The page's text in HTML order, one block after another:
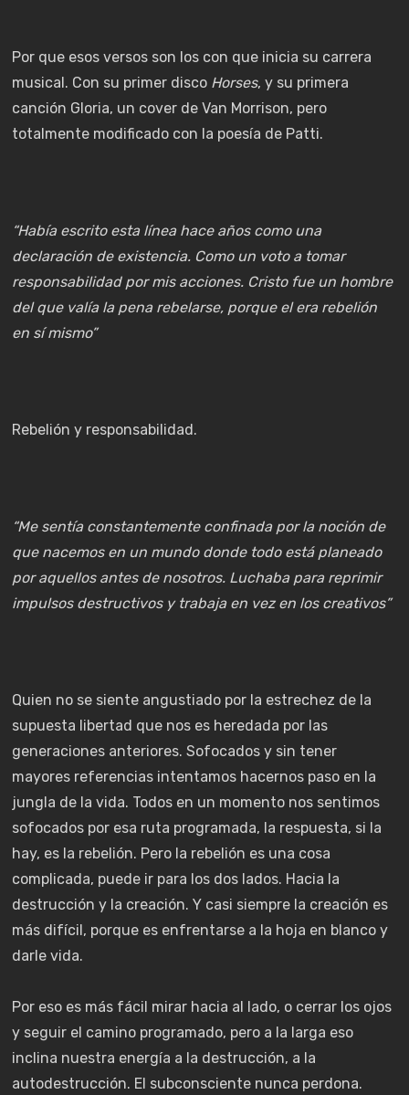
Por que esos versos son los con que inicia su carrera
musical. Con su primer disco Horses, y su primera
canción Gloria, un cover de Van Morrison, pero
totalmente modificado con la poesía de Patti.
“Había escrito esta línea hace años como una
declaración de existencia. Como un voto a tomar
responsabilidad por mis acciones. Cristo fue un hombre
del que valía la pena rebelarse, porque el era rebelión
en sí mismo”
Rebelión y responsabilidad.
“Me sentía constantemente confinada por la noción de
que nacemos en un mundo donde todo está planeado
por aquellos antes de nosotros. Luchaba para reprimir
impulsos destructivos y trabaja en vez en los creativos”
Quien no se siente angustiado por la estrechez de la
supuesta libertad que nos es heredada por las
generaciones anteriores. Sofocados y sin tener
mayores referencias intentamos hacernos paso en la
jungla de la vida. Todos en un momento nos sentimos
sofocados por esa ruta programada, la respuesta, si la
hay, es la rebelión. Pero la rebelión es una cosa
complicada, puede ir para los dos lados. Hacia la
destrucción y la creación. Y casi siempre la creación es
más difícil, porque es enfrentarse a la hoja en blanco y
darle vida.
Por eso es más fácil mirar hacia al lado, o cerrar los ojos
y seguir el camino programado, pero a la larga eso
inclina nuestra energía a la destrucción, a la
autodestrucción. El subconsciente nunca perdona.